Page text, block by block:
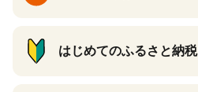
はじめてのふるさと納税